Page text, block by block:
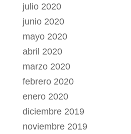
julio 2020
junio 2020
mayo 2020
abril 2020
marzo 2020
febrero 2020
enero 2020
diciembre 2019
noviembre 2019